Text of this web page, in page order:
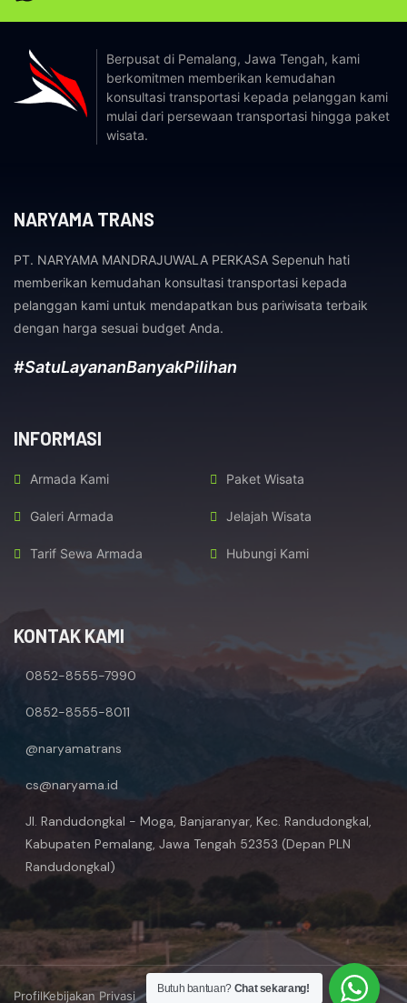
Berpusat di Pemalang, Jawa Tengah, kami
berkomitmen memberikan kemudahan
konsultasi transportasi kepada pelanggan kami
mulai dari persewaan transportasi hingga paket
wisata.
NARYAMA TRANS
PT. NARYAMA MANDRAJUWALA PERKASA Sepenuh hati
memberikan kemudahan konsultasi transportasi kepada
pelanggan kami untuk mendapatkan bus pariwisata terbaik
dengan harga sesuai budget Anda.
#SatuLayananBanyakPilihan
INFORMASI
Armada Kami
Galeri Armada
Tarif Sewa Armada
Paket Wisata
Jelajah Wisata
Hubungi Kami
KONTAK KAMI
0852-8555-7990
0852-8555-8011
@naryamatrans
cs@naryama.id
Jl. Randudongkal - Moga, Banjaranyar, Kec. Randudongkal,
Kabupaten Pemalang, Jawa Tengah 52353 (Depan PLN
Randudongkal)
ProfilKebijakan Privasi
Butuh bantuan? Chat sekarang!